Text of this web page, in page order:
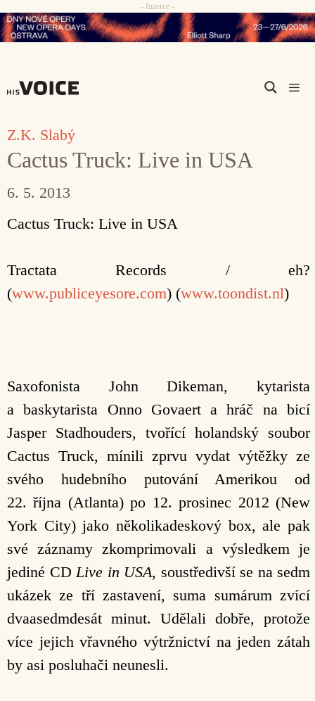
Přeskočit
na
- Inzerce -
Z.K. Slabý
Cactus Truck: Live in USA
6. 5. 2013
Cactus Truck: Live in USA
Tractata Records / eh?
(www.publiceyesore.com) (www.toondist.nl)
Saxofonista John Dikeman, kytarista
a baskytarista Onno Govaert a hráč na bicí
Jasper Stadhouders, tvořící holandský soubor
Cactus Truck, mínili zprvu vydat výtěžky ze
svého hudebního putování Amerikou od
22. října (Atlanta) po 12. prosinec 2012 (New
York City) jako několikadeskový box, ale pak
své záznamy zkomprimovali a výsledkem je
jediné CD Live in USA, soustředivší se na sedm
ukázek ze tří zastavení, suma sumárum zvící
dvaasedmdesát minut. Udělali dobře, protože
více jejich vřavného výtržnictví na jeden zátah
by asi posluhači neunesli.